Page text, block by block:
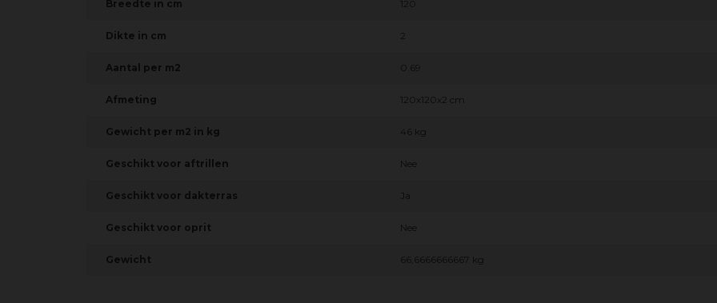
Breedte in cm 120
Dikte in cm 2
Aantal per m2 0.69
Afmeting 120x120x2 cm
Gewicht per m2 in kg 46 kg
Geschikt voor aftrillen Nee
Geschikt voor dakterras Ja
Geschikt voor oprit Nee
Gewicht 66,6666666667 kg